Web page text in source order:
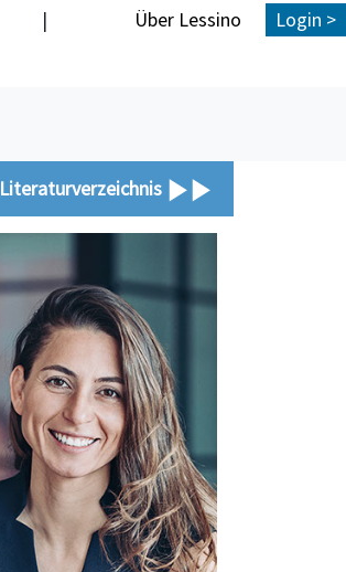
| Über Lessino Login >
Literaturverzeichnis